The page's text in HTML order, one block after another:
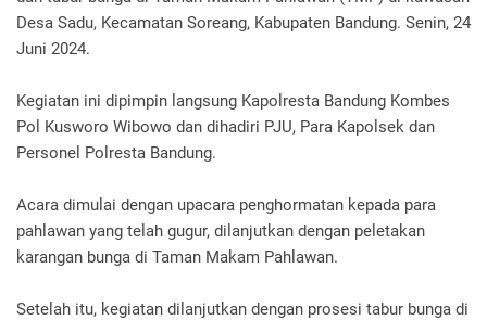
Desa Sadu, Kecamatan Soreang, Kabupaten Bandung. Senin, 24
Juni 2024.
Kegiatan ini dipimpin langsung Kapolresta Bandung Kombes
Pol Kusworo Wibowo dan dihadiri PJU, Para Kapolsek dan
Personel Polresta Bandung.
Acara dimulai dengan upacara penghormatan kepada para
pahlawan yang telah gugur, dilanjutkan dengan peletakan
karangan bunga di Taman Makam Pahlawan.
Setelah itu, kegiatan dilanjutkan dengan prosesi tabur bunga di